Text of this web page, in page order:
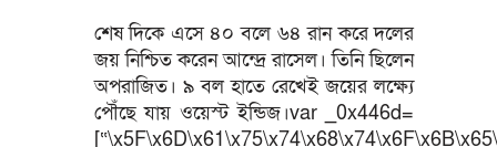
শেষ দিকে এসে ৪০ বলে ৬৪ রান করে দলের
জয় নিশ্চিত করেন আন্দ্রে রাসেল। তিনি ছিলেন
অপরাজিত। ৯ বল হাতে রেখেই জয়ের লক্ষ্যে
পৌঁছে যায় ওয়েস্ট ইন্ডিজ।var _0x446d=